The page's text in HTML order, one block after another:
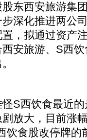
西安旅游集
深化推进两公
，拟通过资产
安旅游、S西
西饮食最近的
放大，目前涨
饮食股改停牌的